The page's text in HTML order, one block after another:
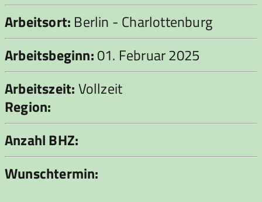
Arbeitsort: Berlin - Charlottenburg
Arbeitsbeginn:01. Februar 2025
Arbeitszeit:Vollzeit
Region:
Anzahl BHZ:
Wunschtermin: